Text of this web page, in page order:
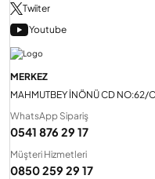
Twiiter
Youtube
MERKEZ
MAHMUTBEY İNÖNÜ CD NO:62/
WhatsApp Sipariş
0541 876 29 17
Müşteri Hizmetleri
0850 259 29 17